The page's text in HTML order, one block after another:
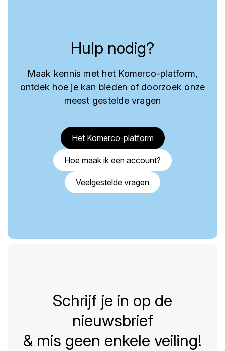
Hulp nodig?
Maak kennis met het Komerco-platform,
ontdek hoe je kan bieden of doorzoek onze
meest gestelde vragen
Het Komerco-platform
Hoe maak ik een account?
Veelgestelde vragen
Schrijf je in op de
nieuwsbrief
& mis geen enkele veiling!